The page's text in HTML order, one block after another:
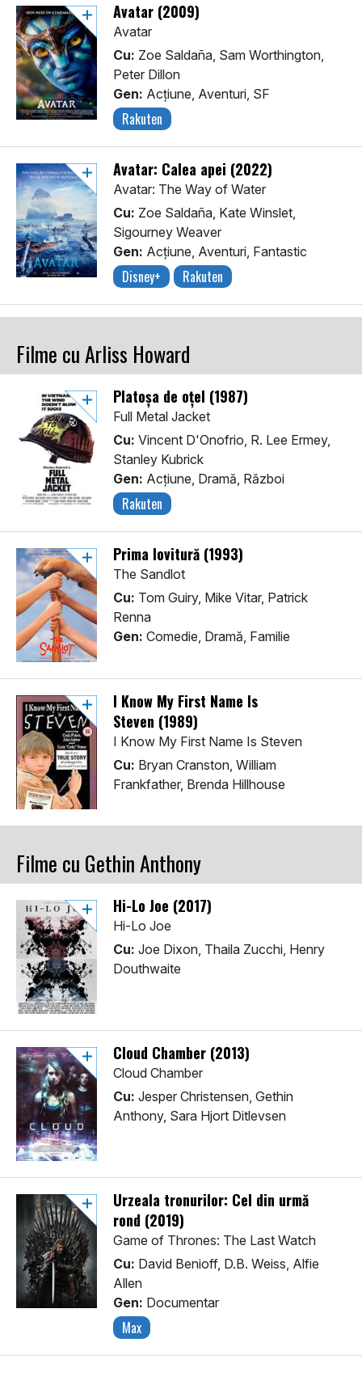
Avatar (2009)
Avatar
Cu: Zoe Saldaña, Sam Worthington,
Peter Dillon
Gen: Acţiune, Aventuri, SF
Rakuten
Avatar: Calea apei (2022)
Avatar: The Way of Water
Cu: Zoe Saldaña, Kate Winslet,
Sigourney Weaver
Gen: Acţiune, Aventuri, Fantastic
Disney+ Rakuten
Filme cu Arliss Howard
Platoşa de oţel (1987)
Full Metal Jacket
Cu: Vincent D'Onofrio, R. Lee Ermey,
Stanley Kubrick
Gen: Acţiune, Dramă, Război
Rakuten
Prima lovitură (1993)
The Sandlot
Cu: Tom Guiry, Mike Vitar, Patrick
Renna
Gen: Comedie, Dramă, Familie
I Know My First Name Is
Steven (1989)
I Know My First Name Is Steven
Cu: Bryan Cranston, William
Frankfather, Brenda Hillhouse
Filme cu Gethin Anthony
Hi-Lo Joe (2017)
Hi-Lo Joe
Cu: Joe Dixon, Thaila Zucchi, Henry
Douthwaite
Cloud Chamber (2013)
Cloud Chamber
Cu: Jesper Christensen, Gethin
Anthony, Sara Hjort Ditlevsen
Urzeala tronurilor: Cel din urmă
rond (2019)
Game of Thrones: The Last Watch
Cu: David Benioff, D.B. Weiss, Alfie
Allen
Gen: Documentar
Max